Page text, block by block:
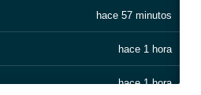
hace 57 minutos
hace 1 hora
hace 1 hora